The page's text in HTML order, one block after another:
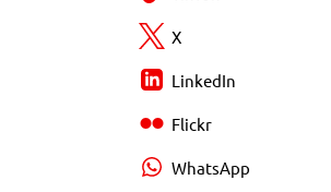
X
LinkedIn
Flickr
WhatsApp